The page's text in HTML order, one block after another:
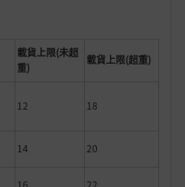
載貨上限(未超
重)
載貨上限(超重)
12 18
14 20